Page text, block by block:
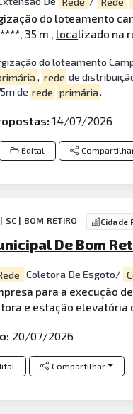
do loteamento
35 m , localizado na
do loteamento
, rede de
de rede primária.
14/07/2026
Edital
| BOM RETIRO Cidade
De Bom
Coletora De Esgoto/
para a execução de
e estação elevatória
20/07/2026
Compartilhar